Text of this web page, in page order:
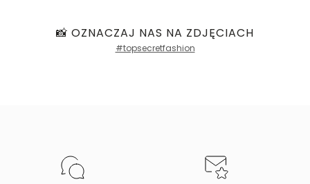
📸 OZNACZAJ NAS NA ZDJĘCIACH
#topsecretfashion